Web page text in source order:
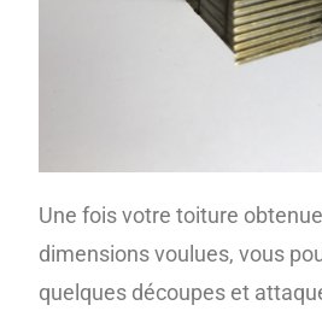
Une fois votre toiture
dimensions voulues, vous
quelques découpes et